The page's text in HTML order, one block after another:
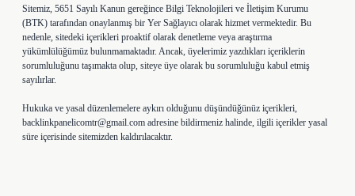
Sitemiz, 5651 Sayılı Kanun gereğince Bilgi Teknolojileri ve İletişim Kurumu
(BTK) tarafından onaylanmış bir Yer Sağlayıcı olarak hizmet vermektedir. Bu
nedenle, sitedeki içerikleri proaktif olarak denetleme veya araştırma
yükümlülüğümüz bulunmamaktadır. Ancak, üyelerimiz yazdıkları içeriklerin
sorumluluğunu taşımakta olup, siteye üye olarak bu sorumluluğu kabul etmiş
sayılırlar.
Hukuka ve yasal düzenlemelere aykırı olduğunu düşündüğünüz içerikleri,
backlinkpanelicomtr@gmail.com adresine bildirmeniz halinde, ilgili içerikler yasal
süre içerisinde sitemizden kaldırılacaktır.